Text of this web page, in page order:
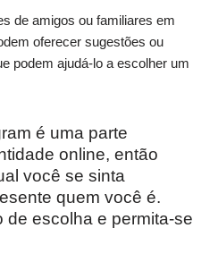
de amigos ou familiares em
oferecer sugestões ou
podem ajudá-lo a escolher um
é uma parte
online, então
você se sinta
quem você é.
de escolha e permita-se